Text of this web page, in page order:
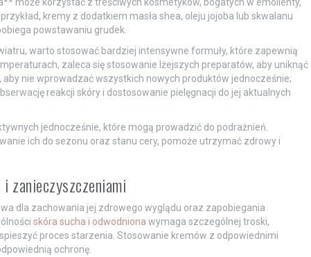
może korzystać z treściwych kosmetyków, bogatych w emolienty,
kremy z dodatkiem masła shea, oleju jojoba lub skwalanu
powstawaniu grudek.
warto stosować bardziej intensywne formuły, które zapewnią
zaleca się stosowanie lżejszych preparatów, aby uniknąć
nie wprowadzać wszystkich nowych produktów jednocześnie;
reakcji skóry i dostosowanie pielęgnacji do jej aktualnych
jednocześnie, które mogą prowadzić do podrażnień.
ich do sezonu oraz stanu cery, pomoże utrzymać zdrowy i
zanieczyszczeniami
dla zachowania jej zdrowego wyglądu oraz zapobiegania
skóra sucha i odwodniona wymaga szczególnej troski,
proces starzenia. Stosowanie kremów z odpowiednimi
ochronę.